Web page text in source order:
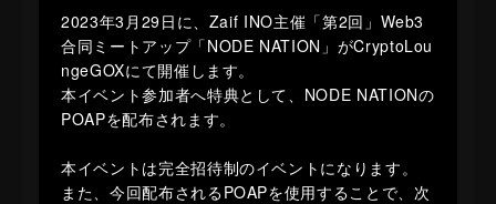
2023年3月29日に、Zaif INO主催「第2回」Web3
合同ミートアップ「NODE NATION」がCryptoLou
ngeGOXにて開催します。
本イベント参加者へ特典として、NODE NATIONの
POAPを配布されます。
本イベントは完全招待制のイベントになります。
また、今回配布されるPOAPを使用することで、次